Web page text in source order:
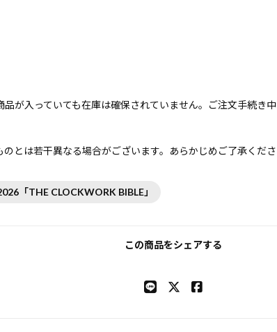
が入っていても在庫は確保されていません。ご注文手続き
とは若干異なる場合がございます。あらかじめご了承くださ
「THE CLOCKWORK BIBLE」
この商品をシェアする